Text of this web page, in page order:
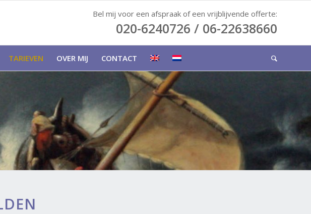
Bel mij voor een afspraak of een vrijblijvende offerte:
020-6240726 / 06-22638660
TARIEVEN OVER MIJ CONTACT